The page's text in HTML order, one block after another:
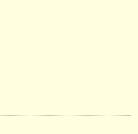
Bibliophilia